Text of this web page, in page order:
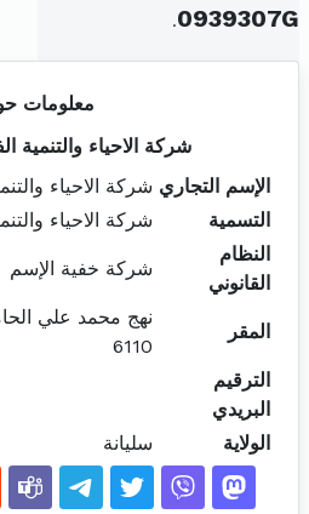
0939307G
.
معلومات
شركة الاحياء والتنمية
الإسم التجاري شركة الاحياء
التسمية
شركة الاحياء
النظام
القانوني
شركة خفية الإسم
المقر
نهج محمد علي
6110
الترقيم
البريدي
الولاية
سليانة